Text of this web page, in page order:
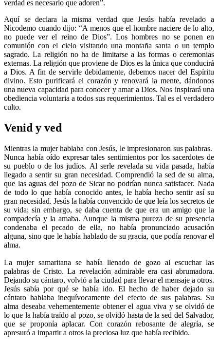
verdad es necesario que adoren”.
Aquí se declara la misma verdad que Jesús había revelado a
Nicodemo cuando dijo: “A menos que el hombre naciere de lo alto,
no puede ver el reino de Dios”. Los hombres no se ponen en
comunión con el cielo visitando una montaña santa o un templo
sagrado. La religión no ha de limitarse a las formas o ceremonias
externas. La religión que proviene de Dios es la única que conducirá
a Dios. A fin de servirle debidamente, debemos nacer del Espíritu
divino. Esto purificará el corazón y renovará la mente, dándonos
una nueva capacidad para conocer y amar a Dios. Nos inspirará una
obediencia voluntaria a todos sus requerimientos. Tal es el verdadero
culto.
Venid y ved
Mientras la mujer hablaba con Jesús, le impresionaron sus palabras.
Nunca había oído expresar tales sentimientos por los sacerdotes de
su pueblo o de los judíos. Al serle revelada su vida pasada, había
llegado a sentir su gran necesidad. Comprendió la sed de su alma,
que las aguas del pozo de Sicar no podrían nunca satisfacer. Nada
de todo lo que había conocido antes, le había hecho sentir así su
gran necesidad. Jesús la había convencido de que leía los secretos de
su vida; sin embargo, se daba cuenta de que era un amigo que la
compadecía y la amaba. Aunque la misma pureza de su presencia
condenaba el pecado de ella, no había pronunciado acusación
alguna, sino que le había hablado de su gracia, que podía renovar el
alma.
La mujer samaritana se había llenado de gozo al escuchar las
palabras de Cristo. La revelación admirable era casi abrumadora.
Dejando su cántaro, volvió a la ciudad para llevar el mensaje a otros.
Jesús sabía por qué se había ido. El hecho de haber dejado su
cántaro hablaba inequívocamente del efecto de sus palabras. Su
alma deseaba vehementemente obtener el agua viva y se olvidó de
lo que la había traído al pozo, se olvidó hasta de la sed del Salvador,
que se proponía aplacar. Con corazón rebosante de alegría, se
apresuró a impartir a otros la preciosa luz que había recibido.